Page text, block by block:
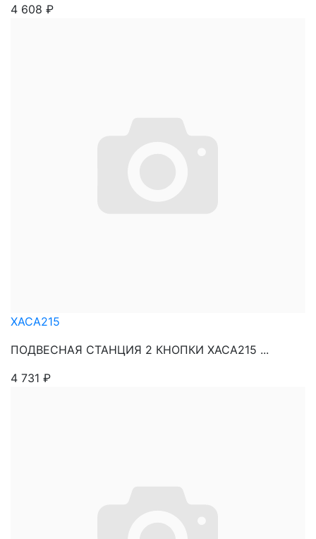
4 608 ₽
XACA215
ПОДВЕСНАЯ СТАНЦИЯ 2 КНОПКИ XACA215 ...
4 731 ₽